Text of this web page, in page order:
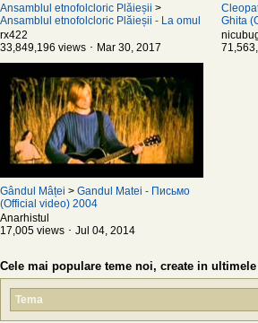
Ansamblul etnofolcloric Plăieșii >
Ansamblul etnofolcloric Plăieșii - La omul
care mi-i drag
rx422
33,849,196 views ･ Mar 30, 2017
Ghita
Gândul Mâței > Gandul Matei - Письмо
(Official video) 2004
Anarhistul
17,005 views ･ Jul 04, 2014
Cele mai populare teme noi, create in
Tema